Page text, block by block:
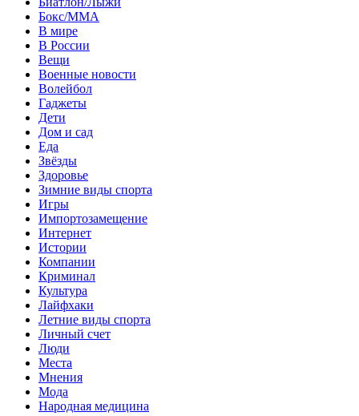
Бокс/MMA
В мире
В России
Вещи
Военные новости
Волейбол
Гаджеты
Дети
Дом и сад
Еда
Звёзды
Здоровье
Зимние виды спорта
Игры
Импортозамещение
Интернет
Истории
Компании
Криминал
Культура
Лайфхаки
Летние виды спорта
Личный счет
Люди
Места
Мнения
Мода
Народная медицина